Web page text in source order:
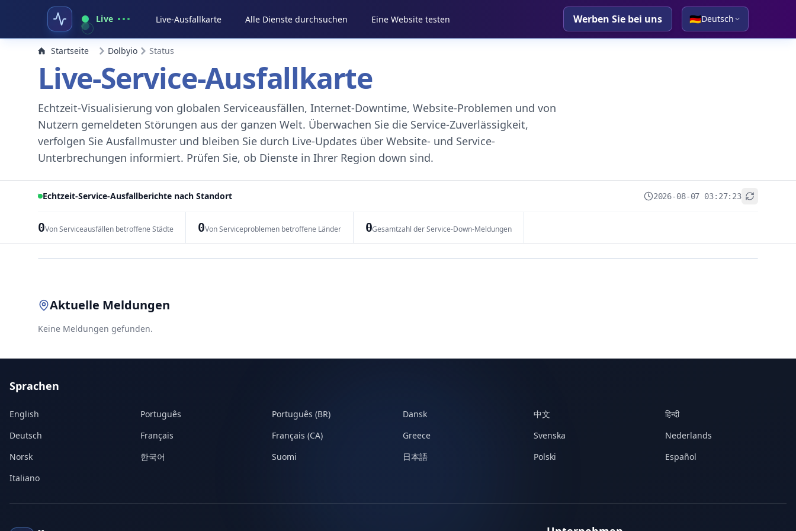
Live Live-Ausfallkarte Alle Dienste durchsuchen Eine Website testen Werben Sie bei uns 🇩🇪Deutsch
Startseite Dolbyio Status
Live-Service-Ausfallkarte
Echtzeit-Visualisierung von globalen Serviceausfällen, Internet-Downtime, Website-Problemen und von
Nutzern gemeldeten Störungen aus der ganzen Welt. Überwachen Sie die Service-Zuverlässigkeit,
verfolgen Sie Ausfallmuster und bleiben Sie durch Live-Updates über Website- und Service-
Unterbrechungen informiert. Prüfen Sie, ob Dienste in Ihrer Region down sind.
Echtzeit-Service-Ausfallberichte nach Standort 2026-08-07 03:27:23
0Von Serviceausfällen betroffene Städte 0Von Serviceproblemen betroffene Länder 0Gesamtzahl der Service-Down-Meldungen
Aktuelle Meldungen
Keine Meldungen gefunden.
Sprachen
English Português Português (BR) Dansk 中文
हिन्दी
Deutsch
Français Français (CA) Greece Svenska
Nederlands
Norsk
한국어 Suomi 日本語 Polski
Español
Italiano